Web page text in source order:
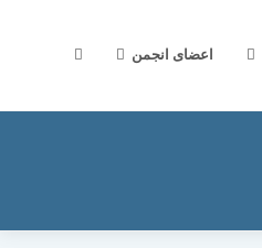
اعضای انجمن جستجوی